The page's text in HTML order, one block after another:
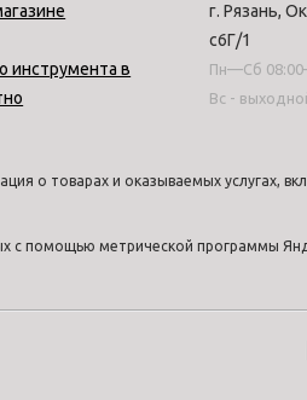
инструмента в
г. Рязань,
с6Г/1
Пн—Сб
Вс -
о товарах и оказываемых услугах,
с помощью метрической программы